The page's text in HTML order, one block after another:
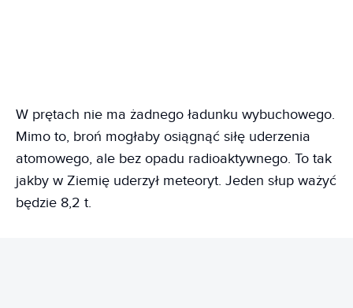
W prętach nie ma żadnego ładunku wybuchowego.
Mimo to, broń mogłaby osiągnąć siłę uderzenia
atomowego, ale bez opadu radioaktywnego. To tak
jakby w Ziemię uderzył meteoryt. Jeden słup ważyć
będzie 8,2 t.